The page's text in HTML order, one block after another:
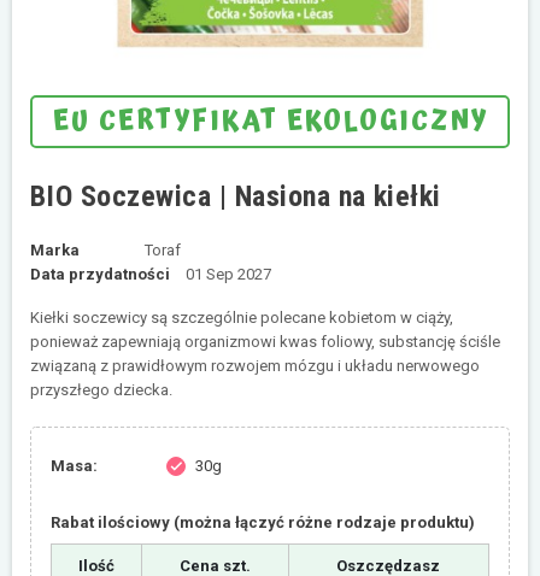
EU CERTYFIKAT EKOLOGICZNY
BIO Soczewica | Nasiona na kiełki
Marka
Toraf
Data przydatności
01 Sep 2027
Kiełki soczewicy są szczególnie polecane kobietom w ciąży,
ponieważ zapewniają organizmowi kwas foliowy, substancję ściśle
związaną z prawidłowym rozwojem mózgu i układu nerwowego
przyszłego dziecka.
Masa: check 30g
Rabat ilościowy (można łączyć różne rodzaje produktu)
Ilość Cena szt. Oszczędzasz